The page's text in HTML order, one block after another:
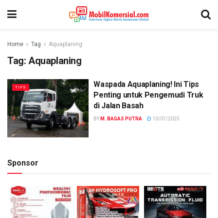
Home Tag Aquaplaning
Tag: Aquaplaning
TIPS
Waspada Aquaplaning! Ini Tips
Penting untuk Pengemudi Truk
di Jalan Basah
BY M. BAGAS PUTRA 10/07/2025
Sponsor